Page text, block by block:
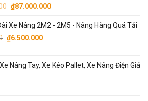
Giá
là:
₫90.000.000.
₫87.000.000Giá
tại
Xe Nâng 2M2 - 2M5 - Nâng Hàng Quá Tải
Giá
₫6.800.000.
₫6.500.000Giá
là:
Nâng Tay, Xe Kéo Pallet, Xe Nâng Điện Giá